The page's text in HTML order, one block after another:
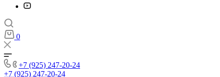
0
+7 (925) 247-20-24
+7 (925) 247-20-24